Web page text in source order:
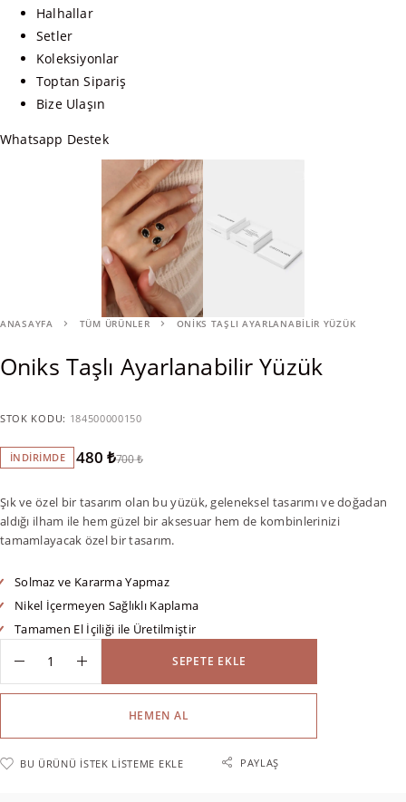
Halhallar
Setler
Koleksiyonlar
Toptan Sipariş
Bize Ulaşın
Whatsapp Destek
ANASAYFA TÜM ÜRÜNLER ONIKS TAŞLI AYARLANABILIR YÜZÜK
Oniks Taşlı Ayarlanabilir Yüzük
STOK KODU: 184500000150
İNDIRIMDE 700₺
480 ₺
Şık ve özel bir tasarım olan bu yüzük, geleneksel tasarımı ve doğadan
aldığı ilham ile hem güzel bir aksesuar hem de kombinlerinizi
tamamlayacak özel bir tasarım.
Solmaz ve Kararma Yapmaz
Nikel İçermeyen Sağlıklı Kaplama
Tamamen El İçiliği ile Üretilmiştir
SEPETE EKLE
HEMEN AL
BU ÜRÜNÜ İSTEK LISTEME EKLE PAYLAŞ